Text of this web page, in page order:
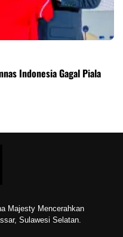
Indonesia Gagal Piala
Majesty Mencerahkan
Sulawesi Selatan.